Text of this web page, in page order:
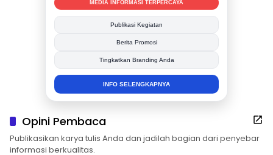
MEDIA INFORMASI TERPERCAYA
Publikasi Kegiatan
Berita Promosi
Tingkatkan Branding Anda
INFO SELENGKAPNYA
Opini Pembaca
Publikasikan karya tulis Anda dan jadilah bagian dari penyebar
informasi berkualitas.